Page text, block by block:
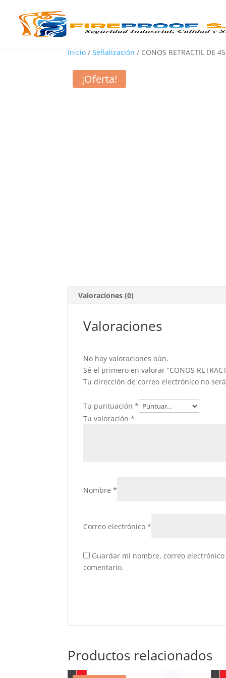
Inicio /Señalización / CONOS RETRACTIL DE
¡Oferta!
Valoraciones (0)
Valoraciones
No hay valoraciones aún.
Sé el primero en valorar “CONOS
Tu dirección de correo electrónico no
Tu puntuación*
Tu valoración*
Nombre*
Correo electrónico*
Guardar mi nombre, correo
comentario.
Productos relacionados